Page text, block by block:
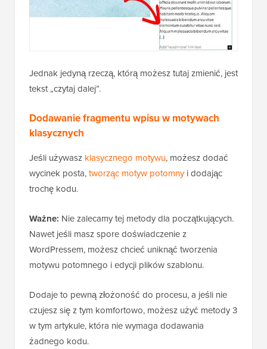
Jednak jedyną rzeczą, którą możesz tutaj zmienić, jest
tekst „czytaj dalej”.
Dodawanie fragmentu wpisu w motywach
klasycznych
Jeśli używasz klasycznego motywu, możesz dodać
wycinek posta,tworząc motyw potomnyi dodając
trochę kodu.
Ważne: Nie zalecamy tej metody dla początkujących.
Nawet jeśli masz spore doświadczenie z
WordPressem, możesz chcieć uniknąć tworzenia
motywu potomnego i edycji plików szablonu.
Dodaje to pewną złożoność do procesu, a jeśli nie
czujesz się z tym komfortowo, możesz użyć metody 3
w tym artykule, która nie wymaga dodawania
żadnego kodu.